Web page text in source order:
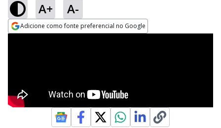
A+ A-
Adicione como fonte preferencial no Google